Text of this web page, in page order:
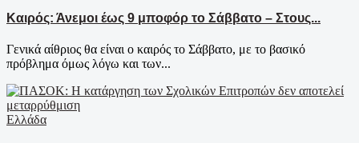
Καιρός: Άνεμοι έως 9 μποφόρ το Σάββατο – Στους...
Γενικά αίθριος θα είναι ο καιρός το Σάββατο, με το βασικό
πρόβλημα όμως λόγω και των...
Ελλάδα